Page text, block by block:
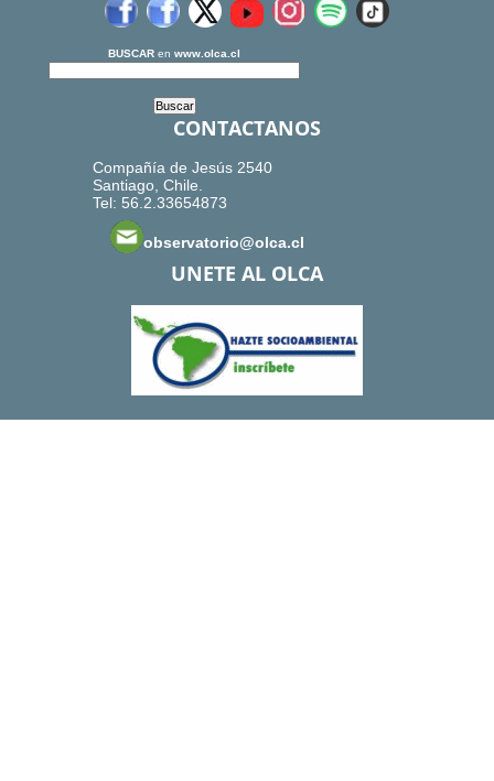
BUSCAR en www.olca.cl
CONTACTANOS
Compañía de Jesús 2540
Santiago, Chile.
Tel: 56.2.33654873
observatorio@olca.cl
UNETE AL OLCA